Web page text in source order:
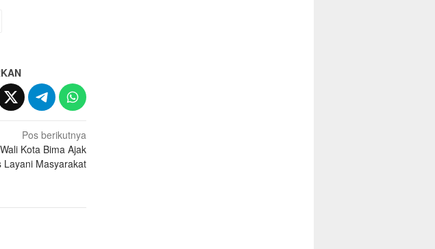
Pos berikutnya
Kota Bima Ajak
Layani Masyarakat